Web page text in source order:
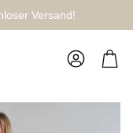
Versand!
Account